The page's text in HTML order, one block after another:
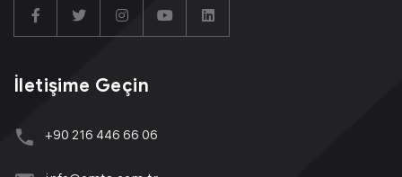
İletişime Geçin
+90 216 446 66 06